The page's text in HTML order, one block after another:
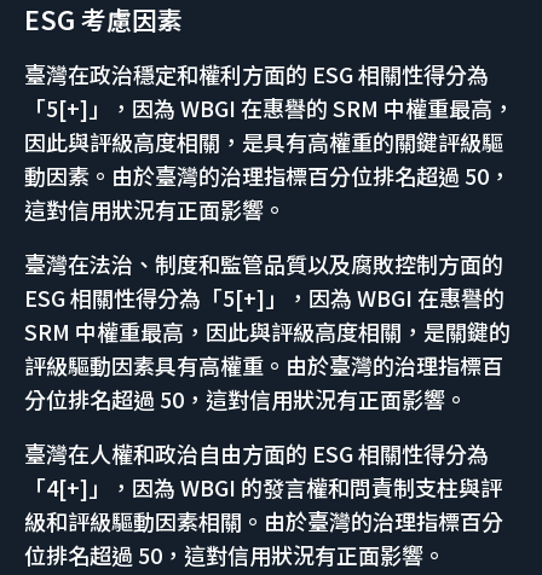
ESG 考慮因素
臺灣在政治穩定和權利方面的 ESG 相關性得分為
「5[+]」，因為 WBGI 在惠譽的 SRM 中權重最高，
因此與評級高度相關，是具有高權重的關鍵評級驅
動因素。由於臺灣的治理指標百分位排名超過 50，
這對信用狀況有正面影響。
臺灣在法治、制度和監管品質以及腐敗控制方面的
ESG 相關性得分為「5[+]」，因為 WBGI 在惠譽的
SRM 中權重最高，因此與評級高度相關，是關鍵的
評級驅動因素具有高權重。由於臺灣的治理指標百
分位排名超過 50，這對信用狀況有正面影響。
臺灣在人權和政治自由方面的 ESG 相關性得分為
「4[+]」，因為 WBGI 的發言權和問責制支柱與評
級和評級驅動因素相關。由於臺灣的治理指標百分
位排名超過 50，這對信用狀況有正面影響。